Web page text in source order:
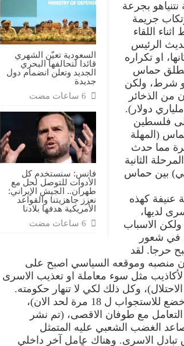
السعودية تعيّن الشهري
قائدا لتحالفها البحري
الجديد وتعلن انضمام دول
جديدة
فانس: سنستخدم كل
الأدوات للتوصل لحل مع
طهران.. الجيش الإيراني:
نعزز جاهزيتنا والقواعد
الأمريكية هدفها بلادنا
بجرعة
جريمة
اللقاء
الرئيس
او تكراره
تطلق حماس
او شرط، ولكن
من الذخائر
دولار).
فلسطين
(المهلة
مما حدث
الثانية
بين حماس
عنيفة كهذه
لديها،
ولكن الاسباب
في شعور
حرجا. لقد
منصبه وموقعه السياسي اصبح على
مثل سوء معاملة او تعذيب الاسرى
وكل ذلك لكي لا تنهار حكومته.
يضاف إلى ذلك تصاعد اجراءات محاكمته (خضع للاستجواب ل 18 مرة لحد الان)،
مع طوفان الاقصى، (تم نشر
الغضب الشعبي عليه المتمثل
تبادل الاسرى. وهناك عامل آخر داخلي